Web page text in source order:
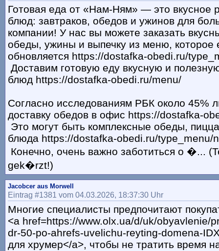
Готовая еда от «Нам-Ням» — это вкусное
блюд: завтраков, обедов и ужинов для
компании! У нас вы можете заказать
обеды, ужины и выпечку из меню, которое
обновляется https://dostafka-obedi.ru/
Доставим готовую еду вкусную и
блюд https://dostafka-obedi.ru/menu/
Согласно исследованиям РБК около 45%
доставку обедов в офис https://dostafka-
Это могут быть комплексные обеды,
блюда https://dostafka-obedi.ru/type_menu/
Конечно, очень важно заботиться о �...
gek�rzt!)
Jacobcer aus Morwell
Eintrag #1381 vom 04.03.2026, 18:37:30 Uhr
Многие специалисты предпочитают
<a href=https://www.olx.ua/d/uk/obyavlenie/
dr-50-po-ahrefs-uvelichu-reyting-domena-
для хрумер</a>, чтобы не тратить время